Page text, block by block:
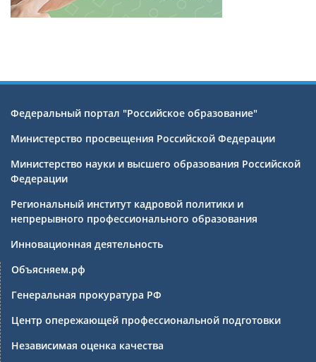
Федеральный портал "Российское образование"
Министерство просвещения Российской Федерации
Министерство науки и высшего образования Российской
Федерации
Региональный институт кадровой политики и
непрерывного профессионального образования
Инновационная деятельность
Объясняем.рф
Генеральная прокуратура РФ
Центр опережающей профессиональной подготовки
Независимая оценка качества